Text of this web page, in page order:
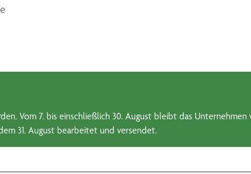
Vom 7. bis einschließlich 30. August bleibt das
31. August bearbeitet und versendet.